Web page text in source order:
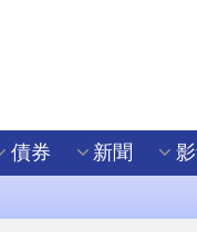
債券 新聞